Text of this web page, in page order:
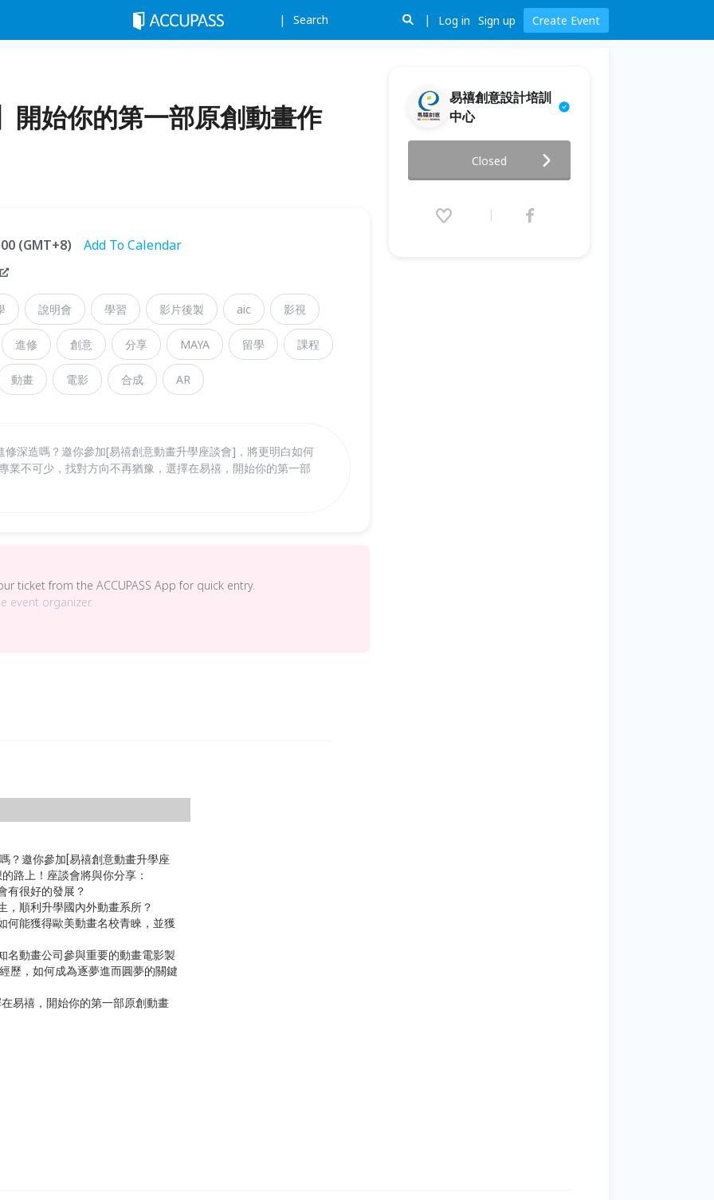
Search Log in Sign up Create Event
開始你的第一部原創動畫作
(GMT+8) Add To Calendar
說明會 學習 影片後製 aic 影視
進修 創意 分享 MAYA 留學 課程
動畫 電影 合成 AR
深造嗎？邀你參加[易禧創意動畫升學座談會]，將更明白如何
業不可少，找對方向不再猶豫，選擇在易禧，開始你的第一部
ticket from the ACCUPASS App for quick entry.
event organizer.
？邀你參加[易禧創意動畫升學座
路上！座談會將與你分享：
有很好的發展？
，順利升學國內外動畫系所？
何能獲得歐美動畫名校青睞，並獲
名動畫公司參與重要的動畫電影製
歷，如何成為逐夢進而圓夢的關鍵
易禧，開始你的第一部原創動畫
易禧創意設計培訓
中心
一部原創動畫作品！
2016.07.13 (Wed) 14:00 - 16:00
Closed